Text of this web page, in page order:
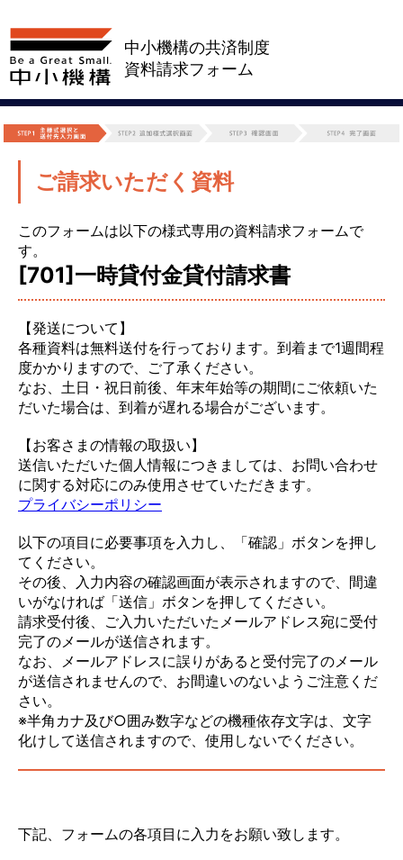
中小機構の共済制度
資料請求フォーム
ご請求いただく資料
このフォームは以下の様式専用の資料請求フォームで
す。
[701]一時貸付金貸付請求書
【発送について】
各種資料は無料送付を行っております。到着まで1週間程
度かかりますので、ご了承ください。
なお、土日・祝日前後、年末年始等の期間にご依頼いた
だいた場合は、到着が遅れる場合がございます。
【お客さまの情報の取扱い】
送信いただいた個人情報につきましては、お問い合わせ
に関する対応にのみ使用させていただきます。
プライバシーポリシー
以下の項目に必要事項を入力し、「確認」ボタンを押し
てください。
その後、入力内容の確認画面が表示されますので、間違
いがなければ「送信」ボタンを押してください。
請求受付後、ご入力いただいたメールアドレス宛に受付
完了のメールが送信されます。
なお、メールアドレスに誤りがあると受付完了のメール
が送信されませんので、お間違いのないようご注意くだ
さい。
※半角カナ及び○囲み数字などの機種依存文字は、文字
化けして送信されますので、使用しないでください。
下記、フォームの各項目に入力をお願い致します。